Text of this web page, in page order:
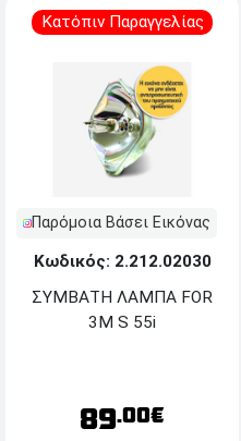
Κατόπιν Παραγγελίας
Παρόμοια Βάσει Εικόνας
Κωδικός: 2.212.02030
ΣΥΜΒΑΤΗ ΛΑΜΠΑ FOR
3M S 55i
89.00€